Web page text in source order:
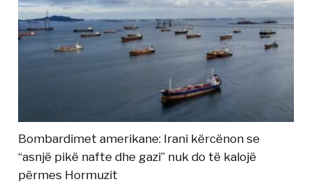
Bombardimet amerikane: Irani kërcënon se
“asnjë pikë nafte dhe gazi” nuk do të kalojë
përmes Hormuzit